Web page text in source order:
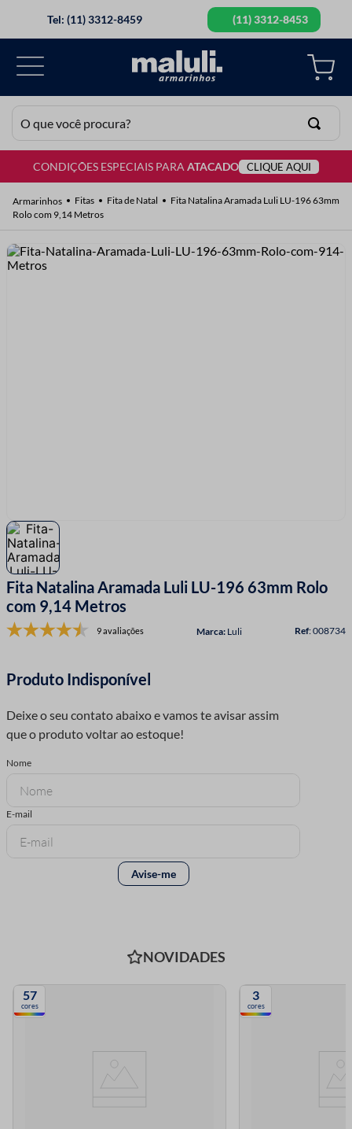
Tel: (11) 3312-8459 (11) 3312-8453
O que você procura?
CONDIÇÕES ESPECIAIS PARAATACADO CLIQUE AQUI
Fitas Fita de Natal
Fita Natalina Aramada Luli LU-196 63mm
Rolo com 9,14 Metros
Fita Natalina Aramada Luli LU-196 63mm Rolo
com 9,14 Metros
9 avaliações Luli :008734
NOVIDADES
57
cores
3
cores
TERMOS MAIS BUSCADOS
2º
barbante
3º
botão